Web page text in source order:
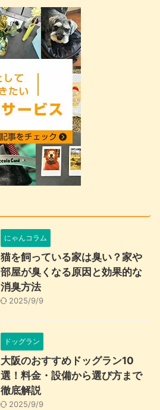
にゃんコラム
猫を飼っている家は臭い？家や
部屋が臭くなる原因と効果的な
消臭方法
2025/9/9
ドッグラン
大阪のおすすめドッグラン10
選！料金・設備から選び方まで
徹底解説
2025/9/9